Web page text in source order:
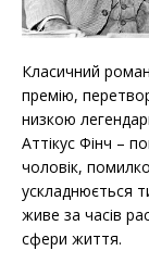
Класичний
премію,
низкою
Аттікус Фінч –
чоловік,
ускладнюється
живе за часів
сфери життя.